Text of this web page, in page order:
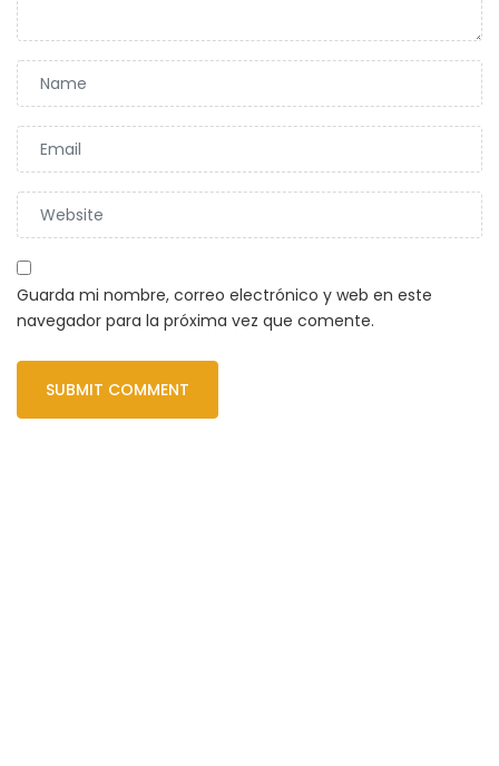
Guarda mi nombre, correo electrónico y web en este
navegador para la próxima vez que comente.